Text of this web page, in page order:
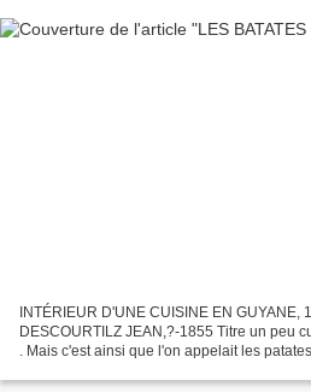
INTÉRIEUR D'UNE CUISINE EN GUYANE,
DESCOURTILZ JEAN,?-1855 Titre un peu
. Mais c'est ainsi que l'on appelait les